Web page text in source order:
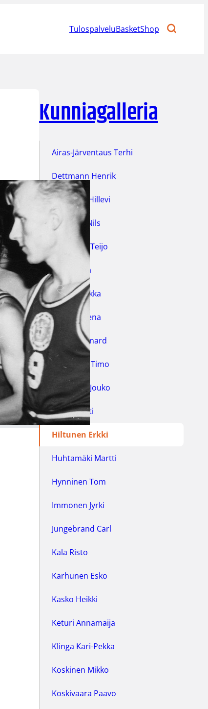
TulospalveluBasketShop
Kunniagalleria
Airas-Järventaus Terhi
Dettmann Henrik
Eskelinen Hillevi
Fabricius Nils
Finneman Teijo
Hakala Lea
Hakola Hilkka
Hakola Leena
Harris Bernard
Haukilahti Timo
Heikkinen Jouko
Hilke Pentti
Hiltunen Erkki
Huhtamäki Martti
Hynninen Tom
Immonen Jyrki
Jungebrand Carl
Kala Risto
Karhunen Esko
Kasko Heikki
Keturi Annamaija
Klinga Kari-Pekka
Koskinen Mikko
Koskivaara Paavo